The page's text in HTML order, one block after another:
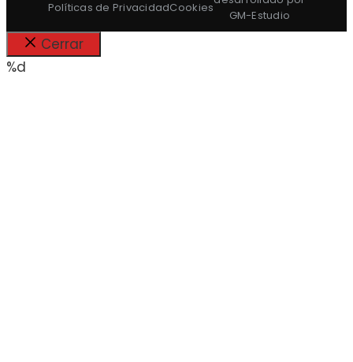
Políticas de PrivacidadCookies
GM-Estudio
Cerrar
%d